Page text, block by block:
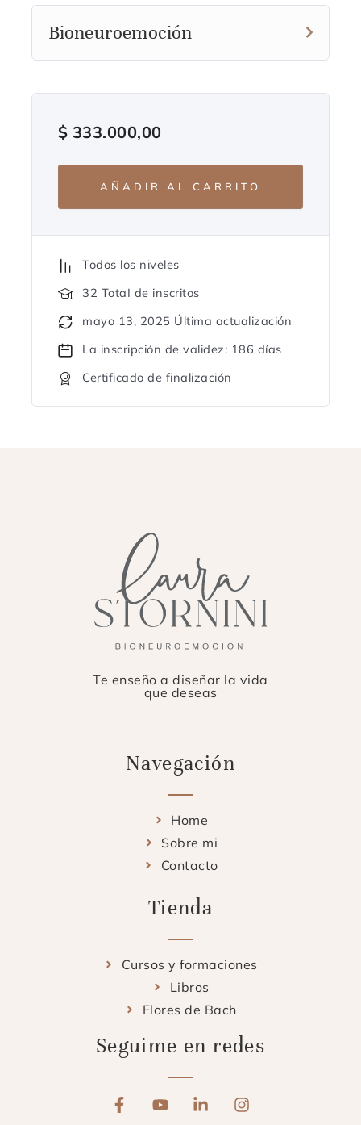
Bioneuroemoción
$ 333.000,00
AÑADIR AL CARRITO
Todos los niveles
32 TotaI de inscritos
mayo 13, 2025 Última actualización
La inscripción de validez: 186 días
Certificado de finalización
Te enseño a diseñar la vida
que deseas
Navegación
Home
Sobre mi
Contacto
Tienda
Cursos y formaciones
Libros
Flores de Bach
Seguime en redes
F
a
Y
L
I
n